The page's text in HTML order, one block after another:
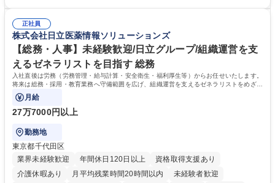
平均100件前後■メール・手紙：同上40件前後 募集職種 中野本社【お客様
相談室】お客様のお声をもとにより良い商品づくりへ貢献
すのでご安心ください。 【当社について】キリングループの広報機能を担
う会社として、お客様との出会いを大切にし、磨き上げたホスピタリティ
を込めてコミュニケーションをとりながら広報関連業務を行っておりま
す。 学歴・資格 学歴：大学院 大学 高専 短大 専修学校 高校 語学力： 資
格：
正社員
株式会社日立医薬情報ソリューションズ
【総務・人事】未経験歓迎/日立グループ/組織運営を支
えるゼネラリストを目指す 総務
入社直後は労務（労務管理・給与計算・安全衛生・福利厚生等）からお任せいたします。
将来は総務・採用・教育業務へ守備範囲を広げ、組織運営を支えるゼネラリストをめざせ
ます。
月給
27万7000円以上
勤務地
東京都千代田区
業界未経験歓迎
年間休日120日以上
資格取得支援あり
介護休暇あり
月平均残業時間20時間以内
未経験者歓迎